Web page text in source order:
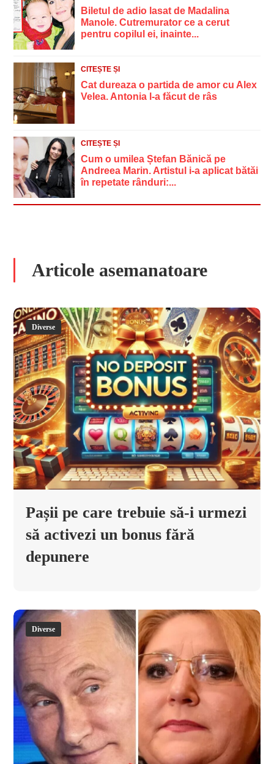
Biletul de adio lasat de Madalina
Manole. Cutremurator ce a cerut
pentru copilul ei, inainte...
CITEȘTE ȘI
Cat dureaza o partida de amor cu Alex
Velea. Antonia l-a făcut de râs
CITEȘTE ȘI
Cum o umilea Ștefan Bănică pe
Andreea Marin. Artistul i-a aplicat bătăi
în repetate rânduri:...
Articole asemanatoare
Diverse
Pașii pe care trebuie să-i urmezi
să activezi un bonus fără
depunere
Diverse